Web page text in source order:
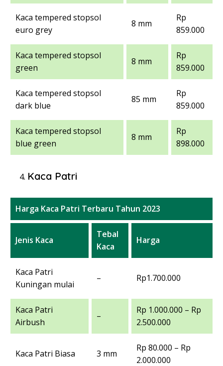
Kaca tempered stopsol
euro grey
8 mm
Rp
859.000
Kaca tempered stopsol
green
8 mm
Rp
859.000
Kaca tempered stopsol
dark blue
85 mm
Rp
859.000
Kaca tempered stopsol
blue green
8 mm
Rp
898.000
Kaca Patri
Harga Kaca Patri Terbaru Tahun 2023
Jenis Kaca
Tebal
Kaca
Harga
Kaca Patri
Kuningan mulai
– Rp1.700.000
Kaca Patri
Airbush
–
Rp 1.000.000 – Rp
2.500.000
Kaca Patri Biasa 3 mm
Rp 80.000 – Rp
2.000.000